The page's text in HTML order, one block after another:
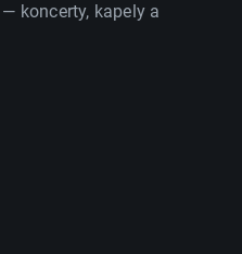
koncerty, kapely a